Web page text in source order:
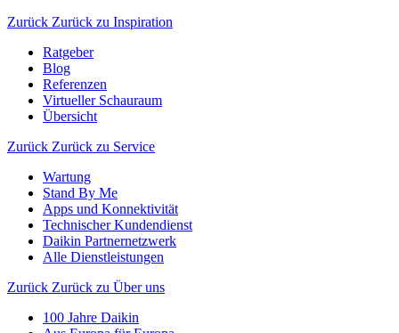
Zurück Zurück zu Inspiration
Ratgeber
Blog
Referenzen
Virtueller Schauraum
Übersicht
Zurück Zurück zu Service
Wartung
Stand By Me
Apps und Konnektivität
Technischer Kundendienst
Daikin Partnernetzwerk
Alle Dienstleistungen
Zurück Zurück zu Über uns
100 Jahre Daikin